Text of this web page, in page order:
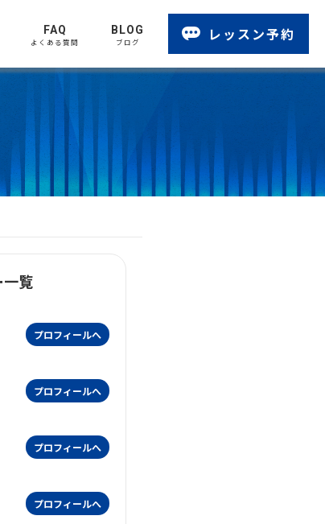
FAQ
よくある質問
BLOG
ブログ レッスン予約
一覧
プロフィールへ
プロフィールへ
プロフィールへ
プロフィールへ